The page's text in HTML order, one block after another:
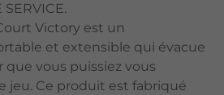
SERVICE.
Victory est un
et extensible qui évacue
que vous puissiez vous
jeu. Ce produit est fabriqué